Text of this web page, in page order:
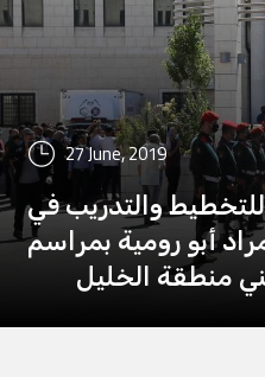
27 June, 2019
للتخطيط والتدريب في
أبو رومية بمراسم
منطقة الخليل